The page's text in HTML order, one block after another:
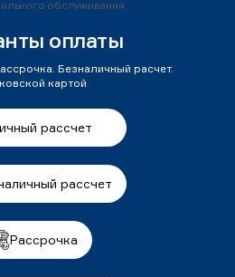
обслуживания
оплаты
Безналичный расчет.
картой
рассчет
рассчет
Рассрочка